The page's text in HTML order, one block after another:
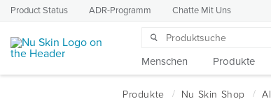
Product Status ADR-Programm Chatte Mit Uns
Menschen Produkte